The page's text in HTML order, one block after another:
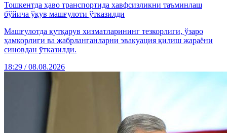
Тошкентда ҳаво транспортида хавфсизликни таъминлаш
бўйича ўқув машғулоти ўтказилди
Машғулотда қутқарув хизматларининг тезкорлиги, ўзаро
ҳамкорлиги ва жабрланганларни эвакуация қилиш жараёни
синовдан ўтказилди.
18:29 / 08.08.2026